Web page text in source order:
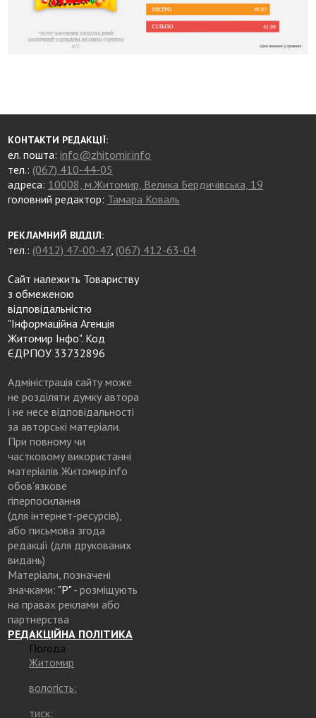
КОНТАКТИ РЕДАКЦІЇ:
ел. пошта:info@zhitomir.info
тел.: (067) 410-44-05
адреса: 10008, м.Житомир, Велика Бердичівська, 19
головний редактор: Тамара Коваль
РЕКЛАМНИЙ ВІДДІЛ:
тел.: (0412) 47-00-47, (067) 412-63-04
Сайт належить Товариству
з обмеженою
відповідальністю
"Інформаційна Агенція
Житомир Інфо". Код
ЄДРПОУ 33732896
Адміністрація сайту може
не розділяти думку автора
і не несе відповідальності
за авторські матеріали.
При повному чи
частковому використанні
матеріалів Житомир.info
обов’язкове
гіперпосилання
(для інтернет-ресурсів),
або письмова згода
редакції (для друкованих
видань)
Матеріали, позначені
значками: "Р"- розміщують
на правах реклами або
партнерства
РЕДАКЦІЙНА ПОЛІТИКА
Погода
Житомир
вологість:
тиск: